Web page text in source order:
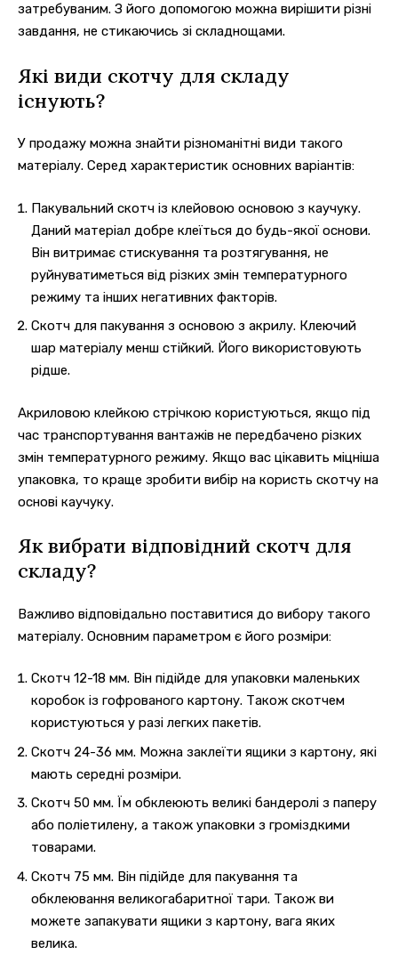
затребуваним. З його допомогою можна вирішити різні
завдання, не стикаючись зі складнощами.
Які види скотчу для складу
існують?
У продажу можна знайти різноманітні види такого
матеріалу. Серед характеристик основних варіантів:
Пакувальний скотч із клейовою основою з каучуку.
Даний матеріал добре клеїться до будь-якої основи.
Він витримає стискування та розтягування, не
руйнуватиметься від різких змін температурного
режиму та інших негативних факторів.
Скотч для пакування з основою з акрилу. Клеючий
шар матеріалу менш стійкий. Його використовують
рідше.
Акриловою клейкою стрічкою користуються, якщо під
час транспортування вантажів не передбачено різких
змін температурного режиму. Якщо вас цікавить міцніша
упаковка, то краще зробити вибір на користь скотчу на
основі каучуку.
Як вибрати відповідний скотч для
складу?
Важливо відповідально поставитися до вибору такого
матеріалу. Основним параметром є його розміри:
Скотч 12-18 мм. Він підійде для упаковки маленьких
коробок із гофрованого картону. Також скотчем
користуються у разі легких пакетів.
Скотч 24-36 мм. Можна заклеїти ящики з картону, які
мають середні розміри.
Скотч 50 мм. Їм обклеюють великі бандеролі з паперу
або поліетилену, а також упаковки з громіздкими
товарами.
Скотч 75 мм. Він підійде для пакування та
обклеювання великогабаритної тари. Також ви
можете запакувати ящики з картону, вага яких
велика.